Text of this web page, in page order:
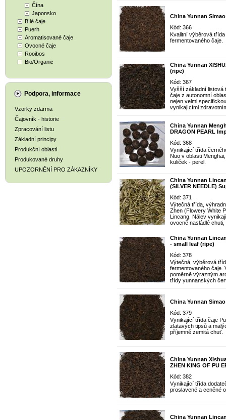
Čína
Japonsko
Bílé čaje
Puerh
Aromatisované čaje
Ovocné čaje
Rooibos
Bio/Organic
Podpora, informace
Vzorky zdarma
Čajovník - historie
Zpracování listu
Základní principy
Produkční oblasti
Produkované druhy
UPOZORNĚNÍ PRO ZÁKAZNÍKY
China Yunnan
Kód: 366
Kvalitní výběrová
fermentovaného čaje.
China Yunnan
(ripe)
Kód: 367
Vyšší základní listová
čaje z autonomní
nejen velmi
vynikajícími
China Yunnan
DRAGON PEARL
Kód: 368
Vynikající třída
Nuo v oblasti
kuliček - perel.
China Yunnan
(SILVER NEEDLE)
Kód: 371
Výtečná třída,
Zhen (Flowery White
Lincang. Nálev
ovocně nasládlé
China Yunnan
- small leaf (ripe)
Kód: 378
Výtečná, výběrová
fermentovaného čaje.
poměrně výrazným
třídy yunnanských
China Yunnan
Kód: 379
Vynikající třída čaje
zlatavých tipsů a
příjemně zemitá chuť.
China Yunnan
ZHEN KING OF PU
Kód: 382
Vynikající třída
proslavené a ceněné
China Yunnan